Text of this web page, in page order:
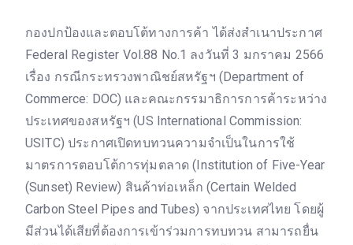
กองปกป้องและตอบโต้ทางการค้า ได้ส่งสำเนาประกาศ
Federal Register Vol.88 No.1 ลงวันที่ 3 มกราคม 2566
เรื่อง กรณีกระทรวงพาณิชย์สหรัฐฯ (Department of
Commerce: DOC) และคณะกรรมาธิการการค้าระหว่าง
ประเทศของสหรัฐฯ (US International Commission:
USITC) ประกาศเปิดทบทวนความจำเป็นในการใช้
มาตรการตอบโต้การทุ่มตลาด (Institution of Five-Year
(Sunset) Review) สินค้าท่อเหล็ก (Certain Welded
Carbon Steel Pipes and Tubes) จากประเทศไทย โดยผู้
มีส่วนได้เสียที่ต้องการเข้าร่วมการทบทวน สามารถยื่น